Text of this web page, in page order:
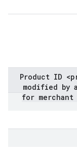
[productId]
modified by
for merchant